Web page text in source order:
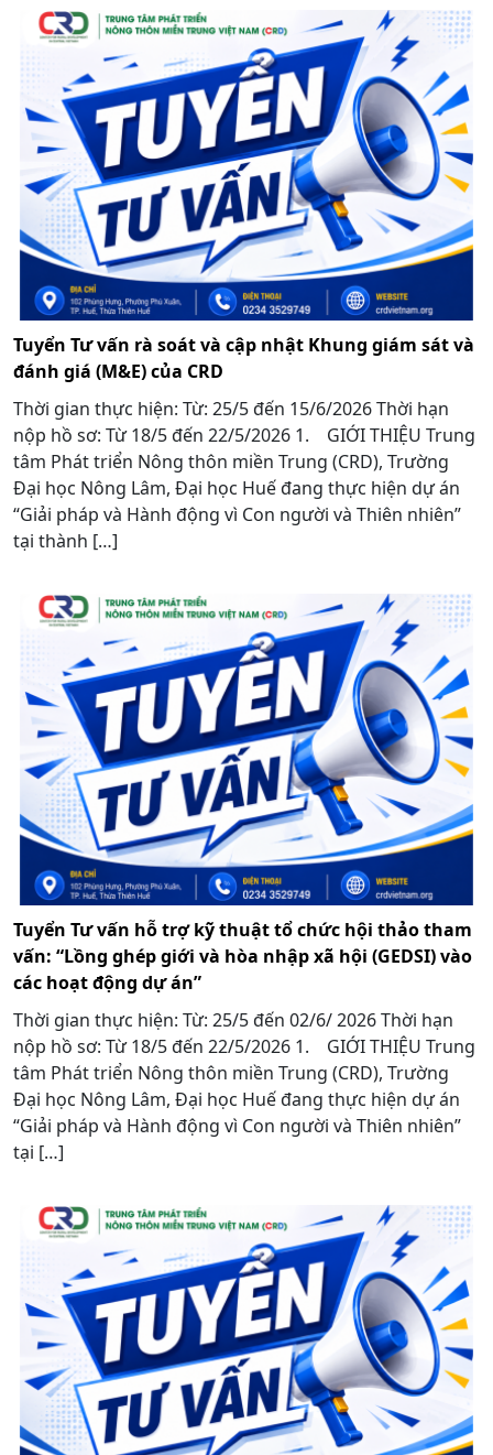
Tuyển Tư vấn rà soát và cập nhật Khung giám sát và
đánh giá (M&E) của CRD
Thời gian thực hiện: Từ: 25/5 đến 15/6/2026 Thời hạn
nộp hồ sơ: Từ 18/5 đến 22/5/2026 1. GIỚI THIỆU Trung
tâm Phát triển Nông thôn miền Trung (CRD), Trường
Đại học Nông Lâm, Đại học Huế đang thực hiện dự án
“Giải pháp và Hành động vì Con người và Thiên nhiên”
tại thành […]
Tuyển Tư vấn hỗ trợ kỹ thuật tổ chức hội thảo tham
vấn: “Lồng ghép giới và hòa nhập xã hội (GEDSI) vào
các hoạt động dự án”
Thời gian thực hiện: Từ: 25/5 đến 02/6/ 2026 Thời hạn
nộp hồ sơ: Từ 18/5 đến 22/5/2026 1. GIỚI THIỆU Trung
tâm Phát triển Nông thôn miền Trung (CRD), Trường
Đại học Nông Lâm, Đại học Huế đang thực hiện dự án
“Giải pháp và Hành động vì Con người và Thiên nhiên”
tại […]